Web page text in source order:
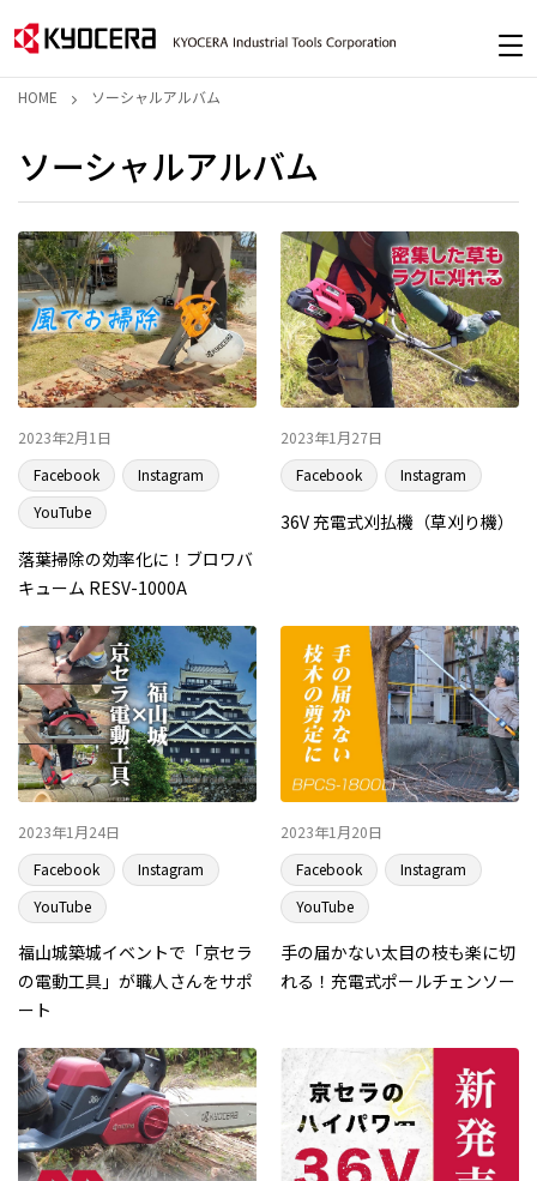
HOME ソーシャルアルバム
ソーシャルアルバム
2023年2月1日
Facebook
Instagram
YouTube
落葉掃除の効率化に！ブロワバ
キューム RESV-1000A
2023年1月27日
Facebook
Instagram
36V 充電式刈払機（草刈り機）
2023年1月24日
Facebook
Instagram
YouTube
福山城築城イベントで「京セラ
の電動工具」が職人さんをサポ
ート
2023年1月20日
Facebook
Instagram
YouTube
手の届かない太目の枝も楽に切
れる！充電式ポールチェンソー